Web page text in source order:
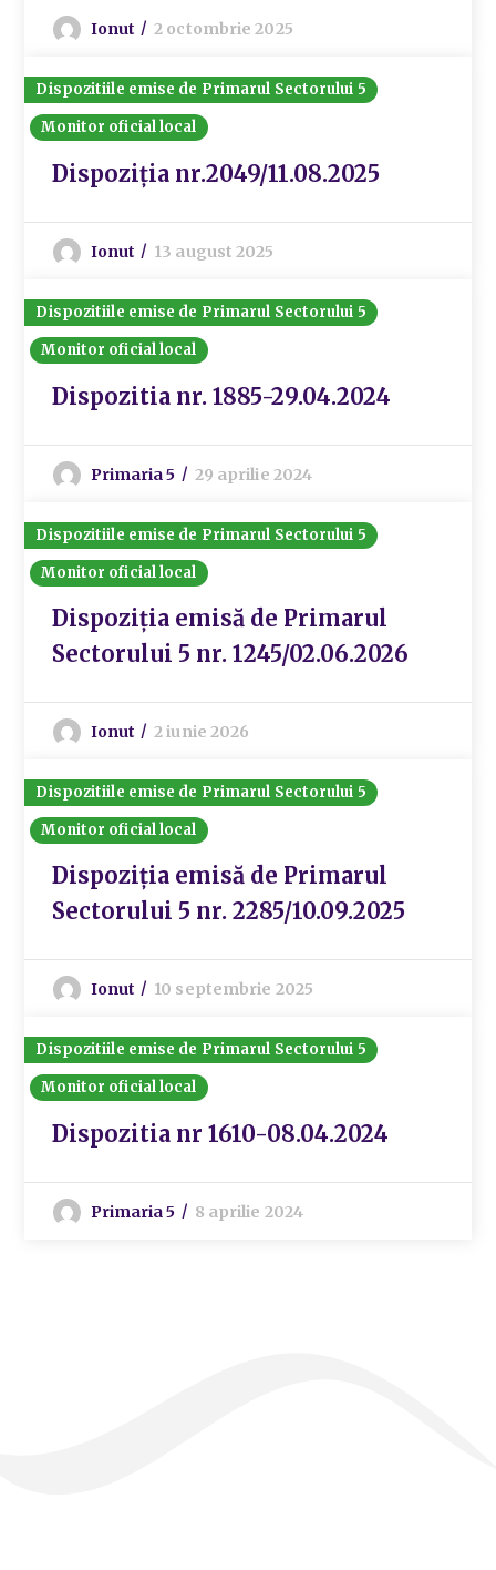
Ionut 2 octombrie 2025
Dispozitiile emise de Primarul Sectorului 5
Monitor oficial local
Dispoziția nr.2049/11.08.2025
Ionut 13 august 2025
Dispozitiile emise de Primarul Sectorului 5
Monitor oficial local
Dispozitia nr. 1885-29.04.2024
Primaria 5 29 aprilie 2024
Dispozitiile emise de Primarul Sectorului 5
Monitor oficial local
Dispoziția emisă de Primarul
Sectorului 5 nr. 1245/02.06.2026
Ionut 2 iunie 2026
Dispozitiile emise de Primarul Sectorului 5
Monitor oficial local
Dispoziția emisă de Primarul
Sectorului 5 nr. 2285/10.09.2025
Ionut 10 septembrie 2025
Dispozitiile emise de Primarul Sectorului 5
Monitor oficial local
Dispozitia nr 1610-08.04.2024
Primaria 5 8 aprilie 2024